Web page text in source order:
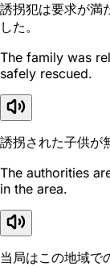
誘拐犯は要求が満
した。
The family was
safely rescued.
誘拐された子供が
The authorities
in the area.
当局はこの地域で